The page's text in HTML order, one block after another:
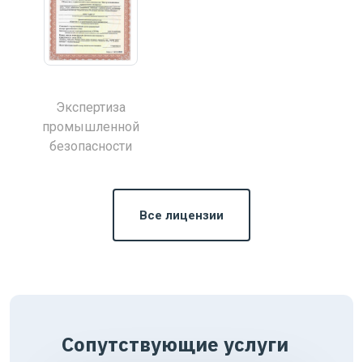
Экспертиза
промышленной
безопасности
Все лицензии
Сопутствующие услуги